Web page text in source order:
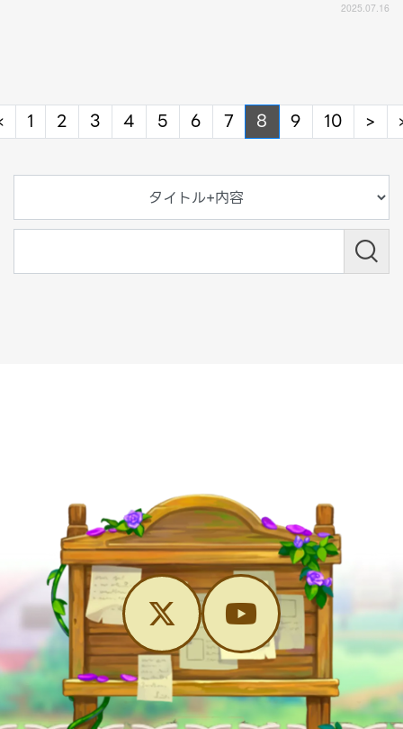
2025.07.16
Previous
1 2 3 4 5 6 7 8 9 10 >